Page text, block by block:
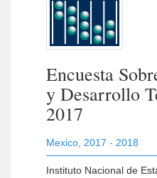
Encuesta
y Desarrollo
2017
Mexico 2017 - 2018
Instituto Nacional de